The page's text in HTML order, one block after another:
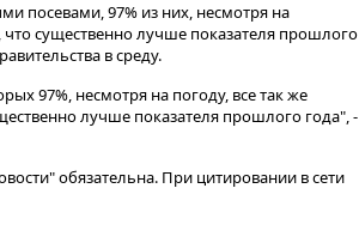
посевами, 97% из них, несмотря на
существенно лучше показателя прошлого
в среду.
97%, несмотря на погоду, все так же
лучше показателя прошлого года", -
обязательна. При цитировании в сети